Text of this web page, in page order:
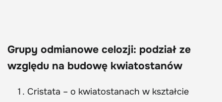
Grupy odmianowe celozji: podział ze
względu na budowę kwiatostanów
Cristata – o kwiatostanach w kształcie